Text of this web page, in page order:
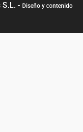
- Diseño y contenido